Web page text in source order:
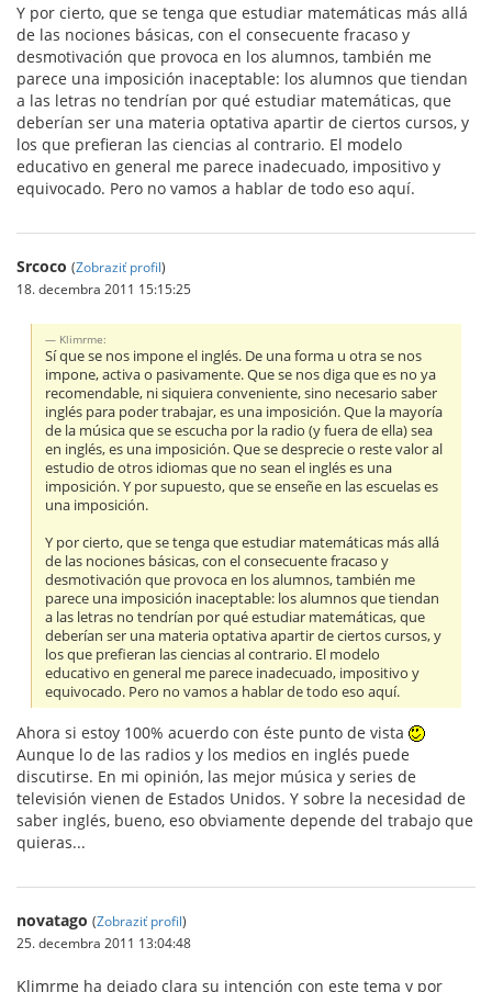
Y por cierto, que se tenga que estudiar matemáticas más allá
de las nociones básicas, con el consecuente fracaso y
desmotivación que provoca en los alumnos, también me
parece una imposición inaceptable: los alumnos que tiendan
a las letras no tendrían por qué estudiar matemáticas, que
deberían ser una materia optativa apartir de ciertos cursos, y
los que prefieran las ciencias al contrario. El modelo
educativo en general me parece inadecuado, impositivo y
equivocado. Pero no vamos a hablar de todo eso aquí.
Srcoco (Zobraziť profil)
18. decembra 2011 15:15:25
Klimrme:
Sí que se nos impone el inglés. De una forma u otra se nos
impone, activa o pasivamente. Que se nos diga que es no ya
recomendable, ni siquiera conveniente, sino necesario saber
inglés para poder trabajar, es una imposición. Que la mayoría
de la música que se escucha por la radio (y fuera de ella) sea
en inglés, es una imposición. Que se desprecie o reste valor al
estudio de otros idiomas que no sean el inglés es una
imposición. Y por supuesto, que se enseñe en las escuelas es
una imposición.
Y por cierto, que se tenga que estudiar matemáticas más allá
de las nociones básicas, con el consecuente fracaso y
desmotivación que provoca en los alumnos, también me
parece una imposición inaceptable: los alumnos que tiendan
a las letras no tendrían por qué estudiar matemáticas, que
deberían ser una materia optativa apartir de ciertos cursos, y
los que prefieran las ciencias al contrario. El modelo
educativo en general me parece inadecuado, impositivo y
equivocado. Pero no vamos a hablar de todo eso aquí.
Ahora si estoy 100% acuerdo con éste punto de vista
Aunque lo de las radios y los medios en inglés puede
discutirse. En mi opinión, las mejor música y series de
televisión vienen de Estados Unidos. Y sobre la necesidad de
saber inglés, bueno, eso obviamente depende del trabajo que
quieras...
novatago (Zobraziť profil)
25. decembra 2011 13:04:48
Klimrme ha dejado clara su intención con este tema y por